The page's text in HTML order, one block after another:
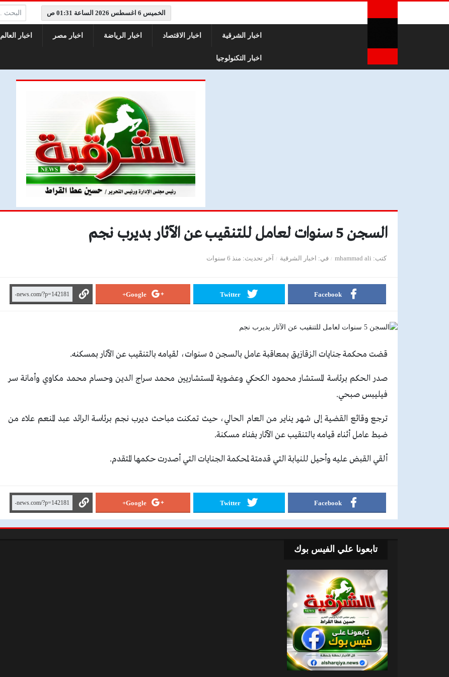
الخميس 6 اغسطس 2026 الساعة 01:31 ص البحث:
اخبار الشرقية اخبار الاقتصاد اخبار الرياضة اخبار مصر اخبار العالم
اخبار التكنولوجيا
السجن 5 سنوات لعامل للتنقيب عن الآثار بديرب نجم
كتب mhammad ali في اخبار الشرقية آخر تحديث منذ 6 سنوات
Facebook
Twitter
Google+
قضت محكمة جنايات الزقازيق بمعاقبة عامل بالسجن ٥ سنوات، لقيامه بالتنقيب عن الآثار بمسكنه.
صدر الحكم برئاسة المستشار محمود الكحكي وعضوية المستشاريين محمد سراج الدين وحسام محمد مكاوي وأمانة سر
فيليبس صبحي.
ترجع وقائع القضية إلى شهر يناير من العام الحالي، حيث تمكنت مباحث ديرب نجم برئاسة الرائد عبد المنعم علاء من
ضبط عامل أثناء قيامه بالتنقيب عن الآثار بفناء مسكنة.
ألقي القبض عليه وأحيل للنيابة التي قدمتة لمحكمة الجنايات التي أصدرت حكمها المتقدم.
Facebook
Twitter
Google+
تابعونا علي الفيس بوك